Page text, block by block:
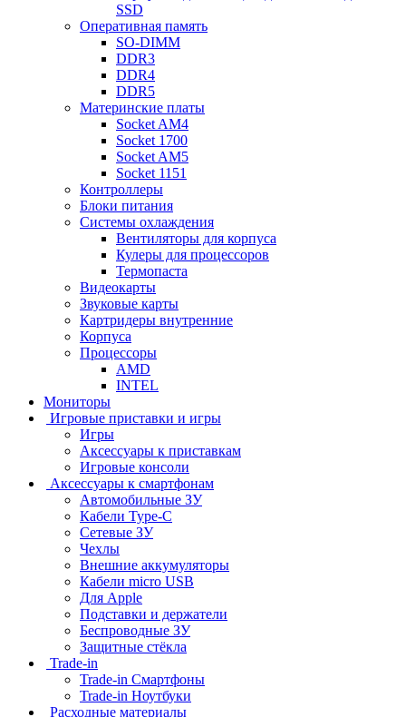
SSD
Оперативная память
SO-DIMM
DDR3
DDR4
DDR5
Материнские платы
Socket AM4
Socket 1700
Socket AM5
Socket 1151
Контроллеры
Блоки питания
Системы охлаждения
Вентиляторы для корпуса
Кулеры для процессоров
Термопаста
Видеокарты
Звуковые карты
Картридеры внутренние
Корпуса
Процессоры
AMD
INTEL
Мониторы
Игровые приставки и игры
Игры
Аксессуары к приставкам
Игровые консоли
Аксессуары к смартфонам
Автомобильные ЗУ
Кабели Type-C
Сетевые ЗУ
Чехлы
Внешние аккумуляторы
Кабели micro USB
Для Apple
Подставки и держатели
Беспроводные ЗУ
Защитные стёкла
Trade-in
Trade-in Смартфоны
Trade-in Ноутбуки
Расходные материалы